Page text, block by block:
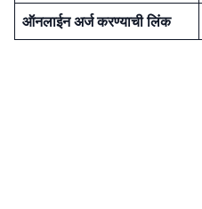
ऑनलाईन अर्ज करण्याची लिंक